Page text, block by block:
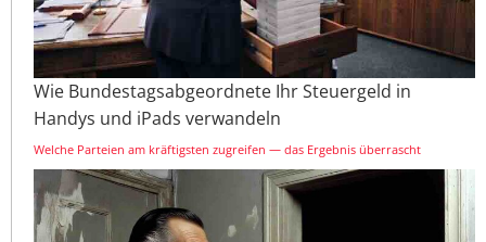
Wie Bundestagsabgeordnete Ihr Steuergeld in
Handys und iPads verwandeln
Welche Parteien am kräftigsten zugreifen — das Ergebnis überrascht